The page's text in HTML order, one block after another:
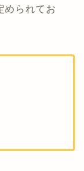
められてお